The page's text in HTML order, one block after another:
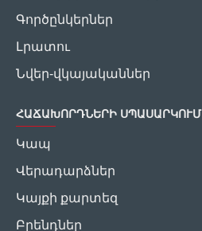
Գործընկերներ
Լրատու
Նվեր-վկայականներ
ՀԱՃԱԽՈՐԴՆԵՐԻ ՍՊԱՍԱՐԿՈՒՄ
Կապ
Վերադարձներ
Կայքի քարտեզ
Բրենդներ